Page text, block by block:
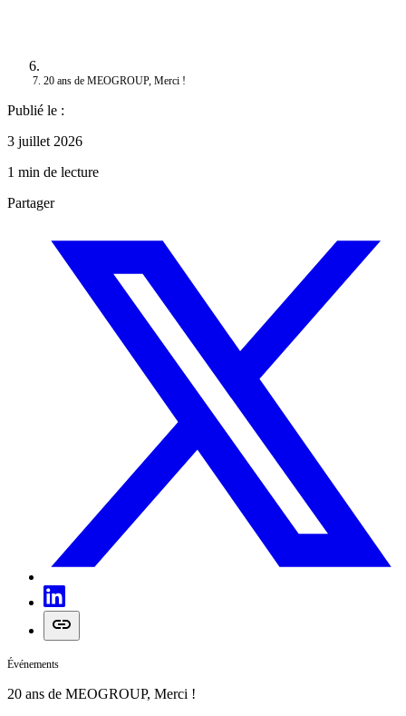
20 ans de MEOGROUP, Merci !
Publié le :
3 juillet 2026
1 min de lecture
Partager
Événements
20 ans de MEOGROUP, Merci !